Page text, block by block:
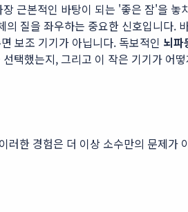
근본적인 바탕이 되는 '좋은 잠'을 놓
질을 좌우하는 중요한 신호입니다.
보조 기기가 아닙니다. 독보적인 뇌파
선택했는지, 그리고 이 작은 기기가 어
한 경험은 더 이상 소수만의 문제가